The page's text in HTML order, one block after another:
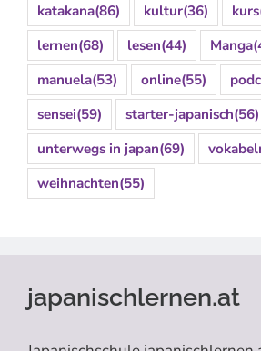
katakana(86) kultur(36) kurs
lernen(68) lesen(44) Manga
manuela(53) online(55)
sensei(59) starter-japanisch(56)
unterwegs in japan(69)
weihnachten(55)
japanischlernen.at